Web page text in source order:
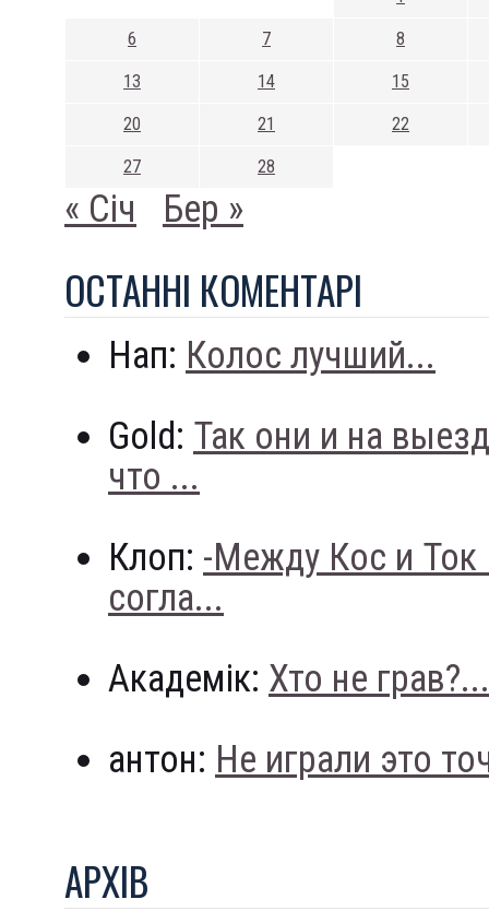
6 7 8
13 14 15
20 21 22
27 28
« Січ Бер »
ОСТАННI КОМЕНТАРI
Нап: Колос лучший...
Gold: Так они и на
что ...
Клоп: -Между Кос и
согла...
Академік: Хто не грав?...
антон: Не играли это
АРХIВ